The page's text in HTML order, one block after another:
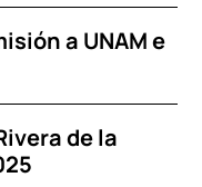
a UNAM e
de la